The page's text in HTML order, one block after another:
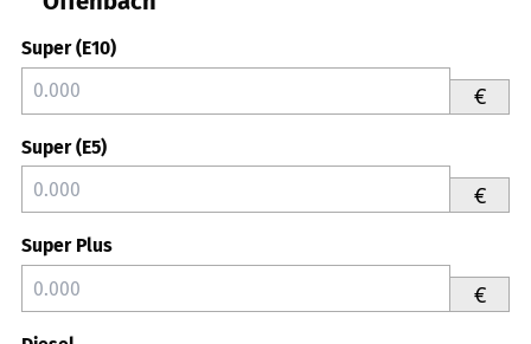
Super (E10)
€
Super (E5)
€
Super Plus
€